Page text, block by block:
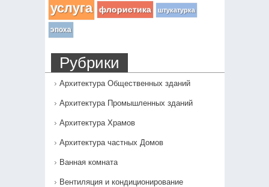
услуга флористика штукатурка
эпоха
Рубрики
Архитектура Общественных зданий
Архитектура Промышленных зданий
Архитектура Храмов
Архитектура частных Домов
Ванная комната
Вентиляция и кондиционирование